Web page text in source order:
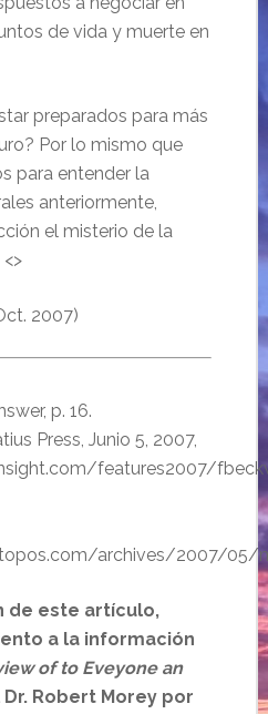
de vida y muerte en
preparados para más
Por lo mismo que
para entender la
anteriormente,
el misterio de la
2007)
p. 16.
Press, Junio 5, 2007,
features2007/
archives/2007/05/
de este artículo,
a la información
of to Eveyone an
Robert Morey por